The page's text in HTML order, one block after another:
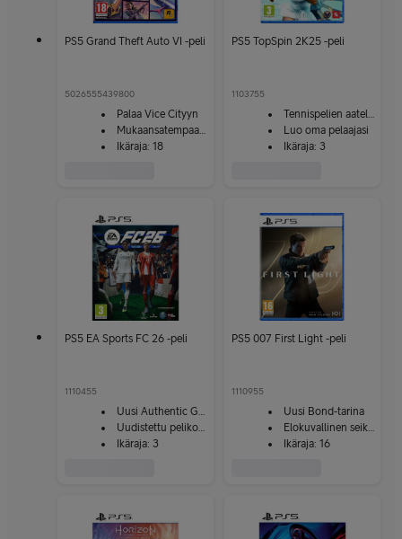
PS5 Grand Theft Auto VI -peli
5026555439800
Palaa Vice Cityyn
Mukaansatempaava tarina
Ikäraja: 18
PS5 TopSpin 2K25 -peli
1103755
Tennispelien aatelia
Luo oma pelaajasi
Ikäraja: 3
PS5 EA Sports FC 26 -peli
1110455
Uusi Authentic Gameplay -esiasetus
Uudistettu pelikokemus
Ikäraja: 3
PS5 007 First Light -peli
1110955
Uusi Bond-tarina
Elokuvallinen seikkailu
Ikäraja: 16